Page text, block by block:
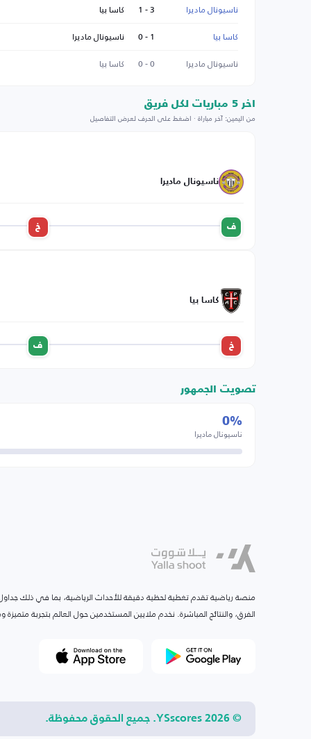
ناسيونال ماديرا
3 - 1 كاسا بيا
كاسا بيا
1 - 0 ناسيونال ماديرا
ناسيونال ماديرا
0 - 0 كاسا بيا
اخر 5 مباريات لكل فريق
من اليمين: آخر مباراة · اضغط على الحرف لعرض التفاصيل
ناسيونال ماديرا
ف خ
كاسا بيا
خ ف
تصويت الجمهور
0%
ناسيونال ماديرا
منصة رياضية تقدم تغطية لحظية دقيقة للأحداث الرياضية، بما في ذلك جداول
الفرق، والنتائج المباشرة. نخدم ملايين المستخدمين حول العالم بتجربة
© 2026 YSscores. جميع الحقوق محفوظة.